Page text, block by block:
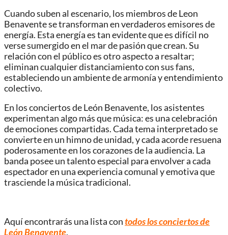
Cuando suben al escenario, los miembros de Leon
Benavente se transforman en verdaderos emisores de
energía. Esta energía es tan evidente que es difícil no
verse sumergido en el mar de pasión que crean. Su
relación con el público es otro aspecto a resaltar;
eliminan cualquier distanciamiento con sus fans,
estableciendo un ambiente de armonía y entendimiento
colectivo.
En los conciertos de León Benavente, los asistentes
experimentan algo más que música: es una celebración
de emociones compartidas. Cada tema interpretado se
convierte en un himno de unidad, y cada acorde resuena
poderosamente en los corazones de la audiencia. La
banda posee un talento especial para envolver a cada
espectador en una experiencia comunal y emotiva que
trasciende la música tradicional.
Aquí encontrarás una lista contodos los conciertos de
León Benavente.